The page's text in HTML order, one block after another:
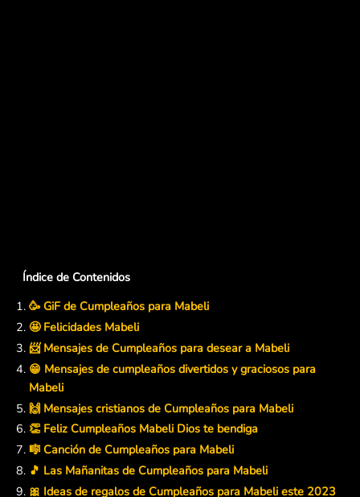
Índice de Contenidos
🥳 GiF de Cumpleaños para Mabeli
🤩 Felicidades Mabeli
📨 Mensajes de Cumpleaños para desear a Mabeli
😁 Mensajes de cumpleaños divertidos y graciosos para
Mabeli
🙌 Mensajes cristianos de Cumpleaños para Mabeli
👏 Feliz Cumpleaños Mabeli Dios te bendiga
🎼 Canción de Cumpleaños para Mabeli
🎵 Las Mañanitas de Cumpleaños para Mabeli
🎀 Ideas de regalos de Cumpleaños para Mabeli este 2023